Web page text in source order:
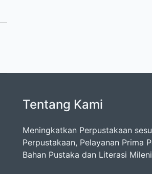
Tentang Kami
Meningkatkan Perpustakaan
Perpustakaan, Pelayanan Prima
Bahan Pustaka dan Literasi